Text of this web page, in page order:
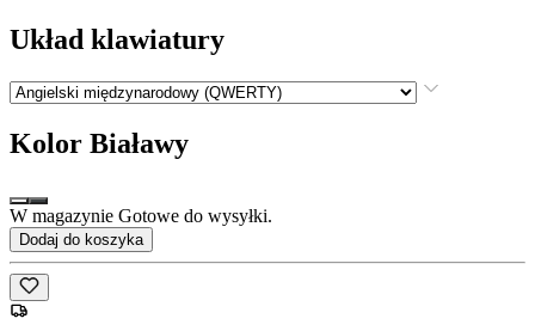
Układ klawiatury
Kolor Białawy
W magazynie Gotowe do wysyłki.
Dodaj do koszyka